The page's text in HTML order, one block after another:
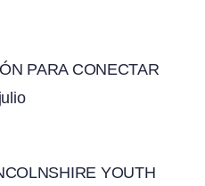
PARA CONECTAR
YOUTH